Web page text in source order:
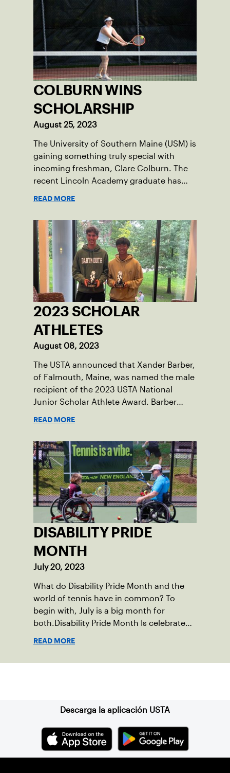
COLBURN WINS
SCHOLARSHIP
August 25, 2023
The University of Southern Maine (USM) is
gaining something truly special with
incoming freshman, Clare Colburn. The
recent Lincoln Academy graduate has
Damariscotta, ME and those around her
throughout her childhood.
READ MORE
2023 SCHOLAR
ATHLETES
August 08, 2023
The USTA announced that Xander Barber,
of Falmouth, Maine, was named the male
recipient of the 2023 USTA National
Junior Scholar Athlete Award. Barber
His impact on the tennis court was felt
immediately as Barber led Falmouth to a
state championship and was named the
state’s Player of the Year.
READ MORE
DISABILITY PRIDE
MONTH
July 20, 2023
What do Disability Pride Month and the
world of tennis have in common? To
begin with, July is a big month for
both.Disability Pride Month Is celebrated
READ MORE
Descarga la aplicación USTA